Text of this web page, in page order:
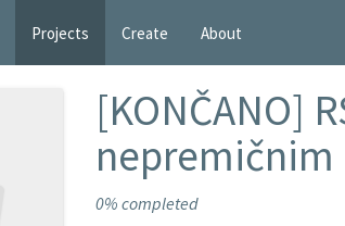
Projects Create About
[KONČANO]
nepremičnim
0% completed